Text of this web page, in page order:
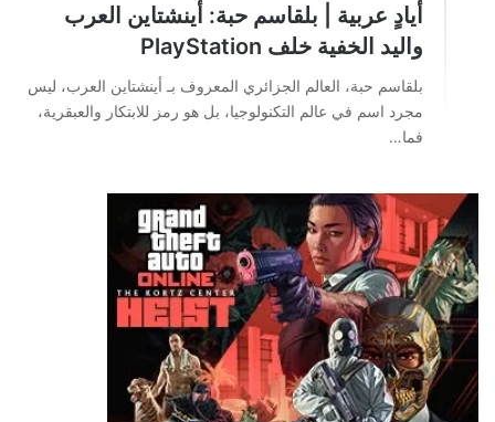
أيادٍ عربية | بلقاسم حبة: أينشتاين العرب
واليد الخفية خلف PlayStation
بلقاسم حبة، العالم الجزائري المعروف بـ أينشتاين العرب، ليس
مجرد اسم في عالم التكنولوجيا، بل هو رمز للابتكار والعبقرية،
فما…